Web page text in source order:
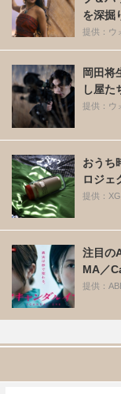
を深掘
提供：ウ
岡田将
し屋た
提供：ウ
おうち
ロジェ
提供：
注目の
MA／
提供：